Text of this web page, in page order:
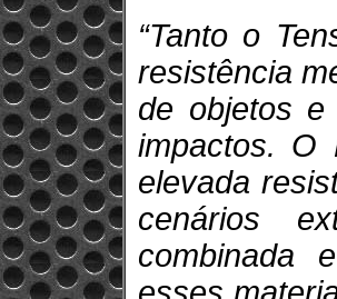
“Tanto o
resistência
de objetos
impactos. O
elevada
cenários
combinada